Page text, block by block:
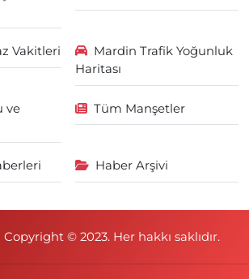
Vakitleri
Mardin Trafik Yoğunluk
Haritası
ve
Tüm Manşetler
Haber Arşivi
Copyright © 2023. Her hakkı saklıdır.